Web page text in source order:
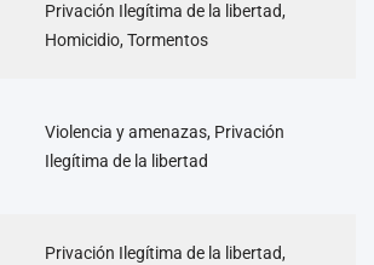
Privación Ilegítima de la libertad,
Homicidio, Tormentos
Violencia y amenazas, Privación
Ilegítima de la libertad
Privación Ilegítima de la libertad,